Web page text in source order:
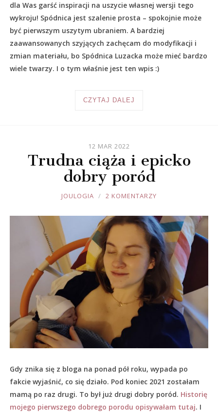
dla Was garść inspiracji na uszycie własnej wersji tego
wykroju! Spódnica jest szalenie prosta – spokojnie może
być pierwszym uszytym ubraniem. A bardziej
zaawansowanych szyjących zachęcam do modyfikacji i
zmian materiału, bo Spódnica Luzacka może mieć bardzo
wiele twarzy. I o tym właśnie jest ten wpis :)
CZYTAJ DALEJ
12 MAR 2022
Trudna ciąża i epicko
dobry poród
JOULE
JOULOGIA 2 KOMENTARZY
Gdy znika się z bloga na ponad pół roku, wypada po
fakcie wyjaśnić, co się działo. Pod koniec 2021 zostałam
mamą po raz drugi. To był już drugi dobry poród. Historię
mojego pierwszego dobrego porodu opisywałam tutaj. I